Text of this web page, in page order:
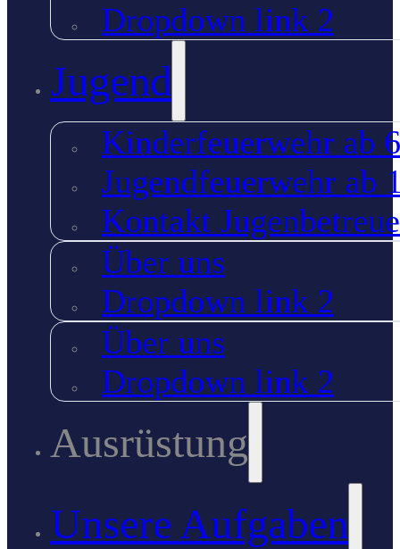
Dropdown link 2
Jugend
Kinderfeuerwehr ab
Jugendfeuerwehr ab
Kontakt
Über uns
Dropdown link 2
Über uns
Dropdown link 2
Ausrüstung
Unsere Aufgaben